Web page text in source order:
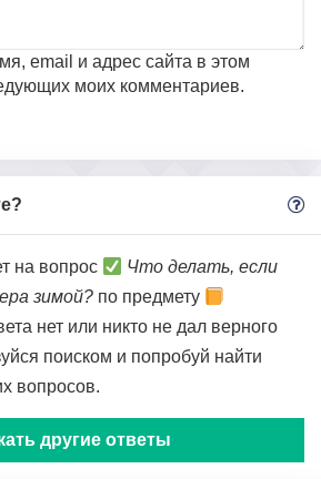
email и адрес сайта в этом
моих комментариев.
на вопрос
Что делать, если
зимой? по предмету
нет или никто не дал верного
поиском и попробуй найти
вопросов.
другие ответы